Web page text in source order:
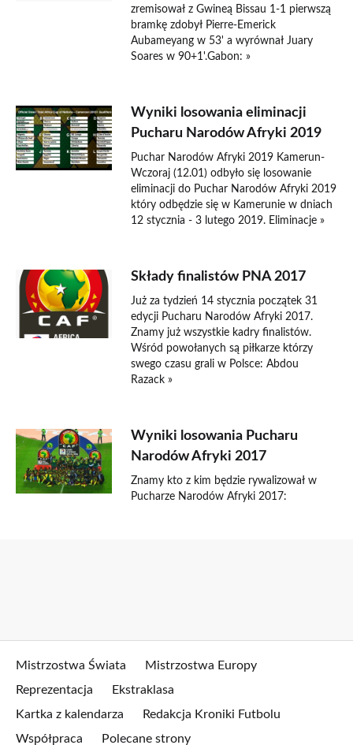
zremisował z Gwineą Bissau 1-1 pierwszą
bramkę zdobył Pierre-Emerick
Aubameyang w 53' a wyrównał Juary
Soares w 90+1'.Gabon: »
Wyniki losowania eliminacji
Pucharu Narodów Afryki 2019
Puchar Narodów Afryki 2019 Kamerun-
Wczoraj (12.01) odbyło się losowanie
eliminacji do Puchar Narodów Afryki 2019
który odbędzie się w Kamerunie w dniach
12 stycznia - 3 lutego 2019. Eliminacje »
Składy finalistów PNA 2017
Już za tydzień 14 stycznia początek 31
edycji Pucharu Narodów Afryki 2017.
Znamy już wszystkie kadry finalistów.
Wśród powołanych są piłkarze którzy
swego czasu grali w Polsce: Abdou
Razack »
Wyniki losowania Pucharu
Narodów Afryki 2017
Znamy kto z kim będzie rywalizował w
Pucharze Narodów Afryki 2017:
Mistrzostwa Świata
Mistrzostwa Europy
Reprezentacja
Ekstraklasa
Kartka z kalendarza
Redakcja Kroniki Futbolu
Współpraca
Polecane strony